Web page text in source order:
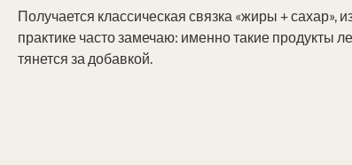
Получается классическая связка «жиры + сахар»,
практике часто замечаю: именно такие продукты
тянется за добавкой.